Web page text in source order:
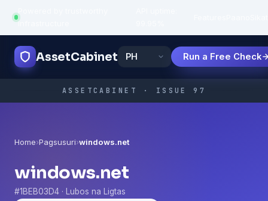
infrastructure
AssetCabinet Run a Free Check
ASSETCABINET · ISSUE 97
Home›Pagsusuri›windows.net
windows.net
#1BEB03D4 · Lubos na Ligtas